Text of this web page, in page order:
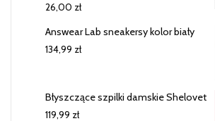
26,00 zł
Answear Lab sneakersy kolor biały
134,99 zł
Błyszczące szpilki damskie Shelovet
119,99 zł